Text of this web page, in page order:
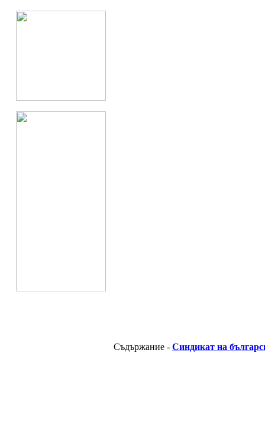
Съдържание - Синдикат на